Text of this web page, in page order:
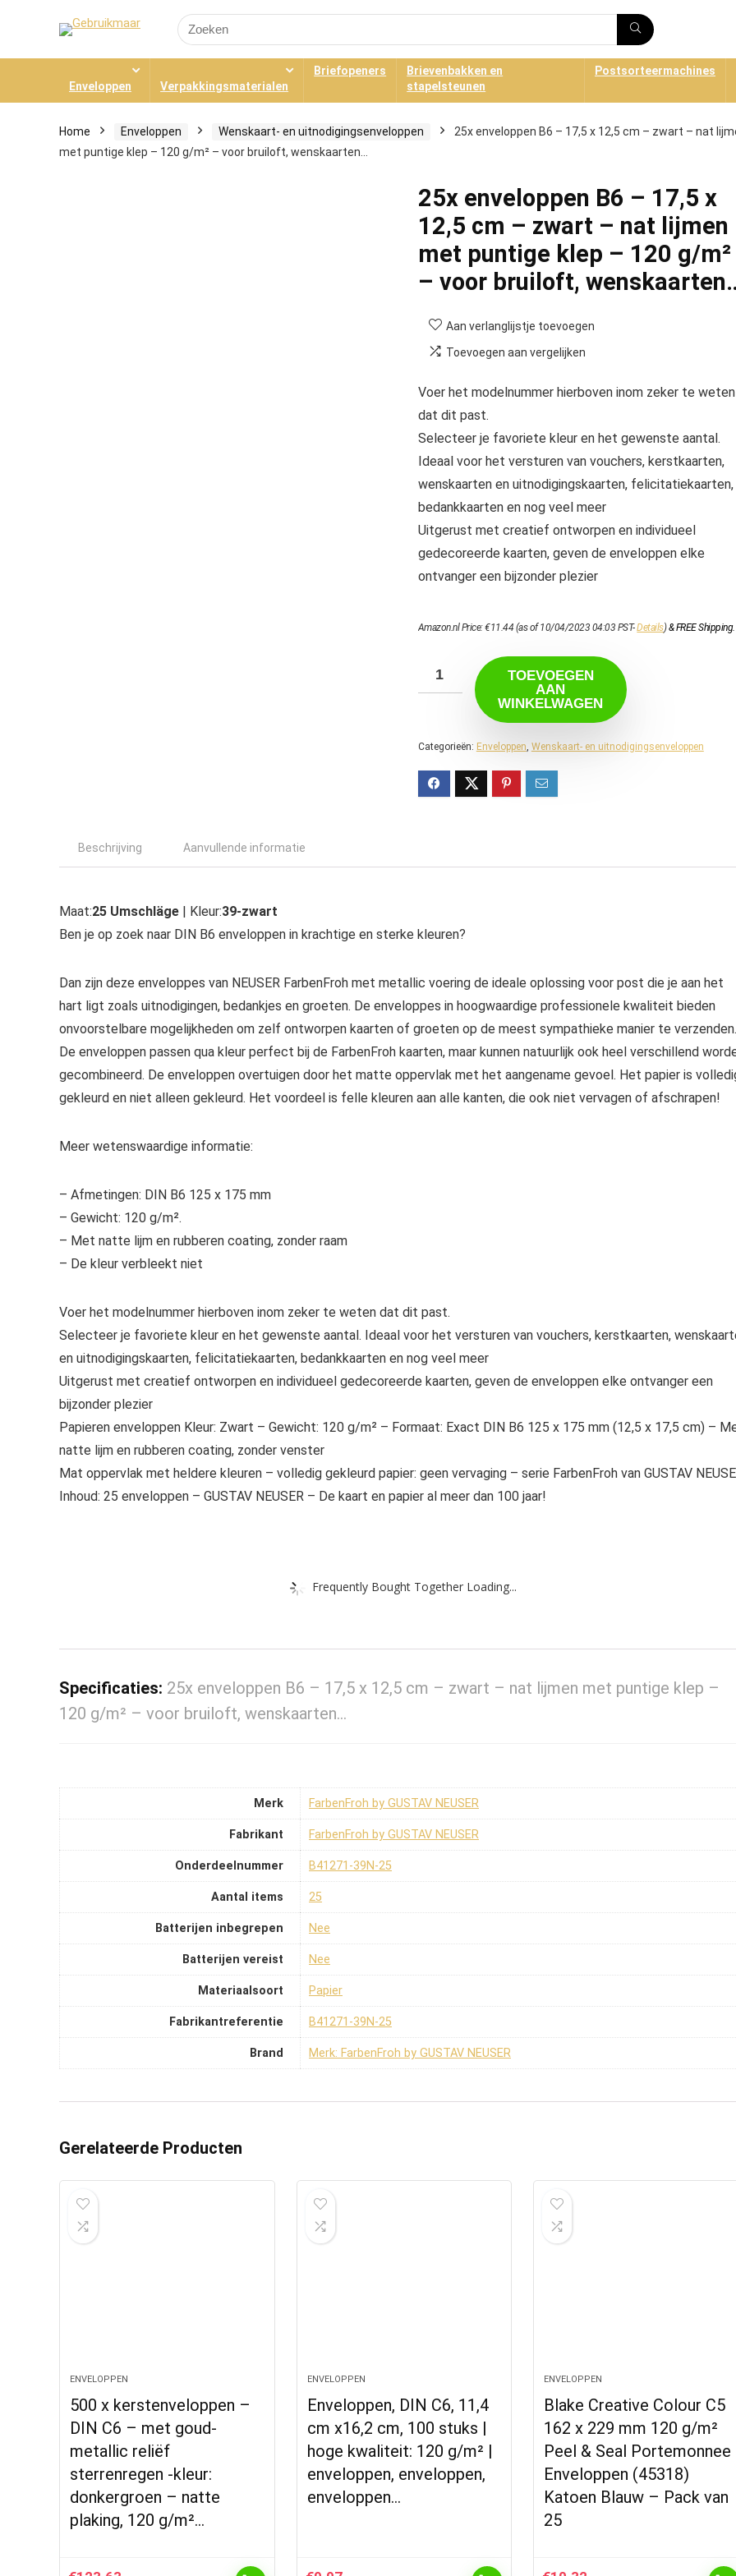
Search
for:
Enveloppen Verpakkingsmaterialen
Briefopeners
Brievenbakken en
stapelsteunen
Postsorteermachines
Home Enveloppen Wenskaart- en uitnodigingsenveloppen
25x enveloppen B6 – 17,5 x 12,5 cm – zwart – nat
met puntige klep – 120 g/m² – voor bruiloft, wenskaarten…
25x enveloppen B6 – 17,5 x
12,5 cm – zwart – nat lijmen
met puntige klep – 120 g/m²
– voor bruiloft,
Aan verlanglijstje toevoegen
Toevoegen aan vergelijken
Voer het modelnummer hierboven inom zeker te weten
dat dit past.
Selecteer je favoriete kleur en het gewenste aantal.
Ideaal voor het versturen van vouchers, kerstkaarten,
wenskaarten en uitnodigingskaarten, felicitatiekaarten,
bedankkaarten en nog veel meer
Uitgerust met creatief ontworpen en individueel
gedecoreerde kaarten, geven de enveloppen elke
ontvanger een bijzonder plezier
Amazon.nl Price:€11.44 (as of 10/04/2023 04:03 PST-Details)&FREE Shipping.
TOEVOEGEN
AAN
WINKELWAGEN
Categorieën: Enveloppen, Wenskaart- en uitnodigingsenveloppen
Beschrijving Aanvullende informatie
Maat:25 Umschläge | Kleur:39-zwart
Ben je op zoek naar DIN B6 enveloppen in krachtige en sterke kleuren?
Dan zijn deze enveloppes van NEUSER FarbenFroh met metallic voering de ideale oplossing voor post die je aan het
hart ligt zoals uitnodigingen, bedankjes en groeten. De enveloppes in hoogwaardige professionele kwaliteit bieden
onvoorstelbare mogelijkheden om zelf ontworpen kaarten of groeten op de meest sympathieke manier te verzenden.
De enveloppen passen qua kleur perfect bij de FarbenFroh kaarten, maar kunnen natuurlijk ook heel verschillend
gecombineerd. De enveloppen overtuigen door het matte oppervlak met het aangename gevoel. Het papier is
gekleurd en niet alleen gekleurd. Het voordeel is felle kleuren aan alle kanten, die ook niet vervagen of afschrapen!
Meer wetenswaardige informatie:
– Afmetingen: DIN B6 125 x 175 mm
– Gewicht: 120 g/m².
– Met natte lijm en rubberen coating, zonder raam
– De kleur verbleekt niet
Voer het modelnummer hierboven inom zeker te weten dat dit past.
Selecteer je favoriete kleur en het gewenste aantal. Ideaal voor het versturen van vouchers, kerstkaarten,
en uitnodigingskaarten, felicitatiekaarten, bedankkaarten en nog veel meer
Uitgerust met creatief ontworpen en individueel gedecoreerde kaarten, geven de enveloppen elke ontvanger een
bijzonder plezier
Papieren enveloppen Kleur: Zwart – Gewicht: 120 g/m² – Formaat: Exact DIN B6 125 x 175 mm (12,5 x 17,5 cm) –
natte lijm en rubberen coating, zonder venster
Mat oppervlak met heldere kleuren – volledig gekleurd papier: geen vervaging – serie FarbenFroh van GUSTAV
Inhoud: 25 enveloppen – GUSTAV NEUSER – De kaart en papier al meer dan 100 jaar!
Frequently Bought Together Loading...
Specificaties: 25x enveloppen B6 – 17,5 x 12,5 cm – zwart – nat lijmen met puntige klep –
120 g/m² – voor bruiloft, wenskaarten…
Merk ‎FarbenFroh by GUSTAV NEUSER
Fabrikant ‎FarbenFroh by GUSTAV NEUSER
Onderdeelnummer ‎B41271-39N-25
Aantal items ‎25
Batterijen inbegrepen ‎Nee
Batterijen vereist ‎Nee
Materiaalsoort ‎Papier
Fabrikantreferentie ‎B41271-39N-25
Brand Merk: FarbenFroh by GUSTAV NEUSER
Gerelateerde Producten
ENVELOPPEN
500 x kerstenveloppen –
DIN C6 – met goud-
metallic reliëf
sterrenregen -kleur:
donkergroen – natte
plaking, 120 g/m²…
ENVELOPPEN
Enveloppen, DIN C6, 11,4
cm x16,2 cm, 100 stuks |
hoge kwaliteit: 120 g/m² |
enveloppen, enveloppen,
enveloppen…
ENVELOPPEN
Blake Creative Colour C5
162 x 229 mm 120 g/m²
Peel & Seal Portemonnee
Enveloppen (45318)
Katoen Blauw – Pack van
25